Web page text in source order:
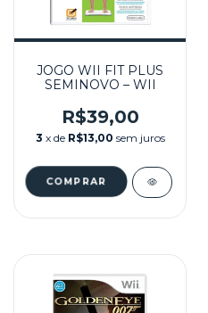
JOGO WII FIT PLUS
SEMINOVO – WII
R$39,00
3 x de R$13,00 sem juros